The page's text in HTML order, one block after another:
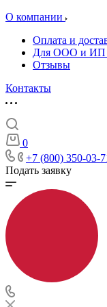
О компании
Оплата и
Для ООО и ИП
Отзывы
Контакты
0
+7 (800) 350-03-
Подать заявку